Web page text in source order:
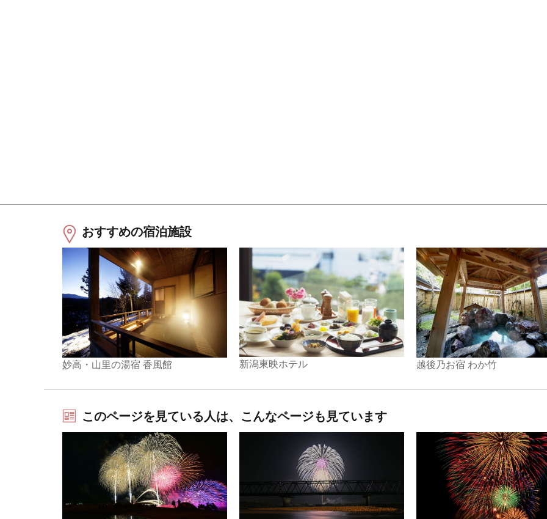
おすすめの宿泊施設
妙高・山里の湯宿 香風館 新潟東映ホテル 越後乃お宿 わか竹
このページを見ている人は、こんなページも見ています